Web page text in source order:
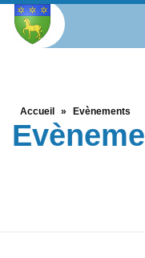
Accueil » Evènements